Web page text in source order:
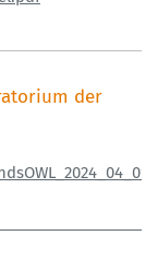
der